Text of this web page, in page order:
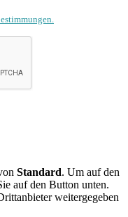
Standard. Um auf den
auf den Button unten.
weitergegeben